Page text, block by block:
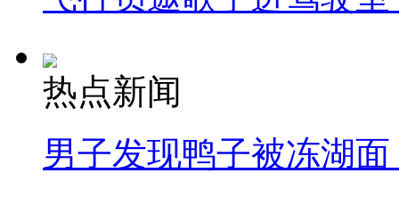
热点新闻
男子发现鸭子被冻湖